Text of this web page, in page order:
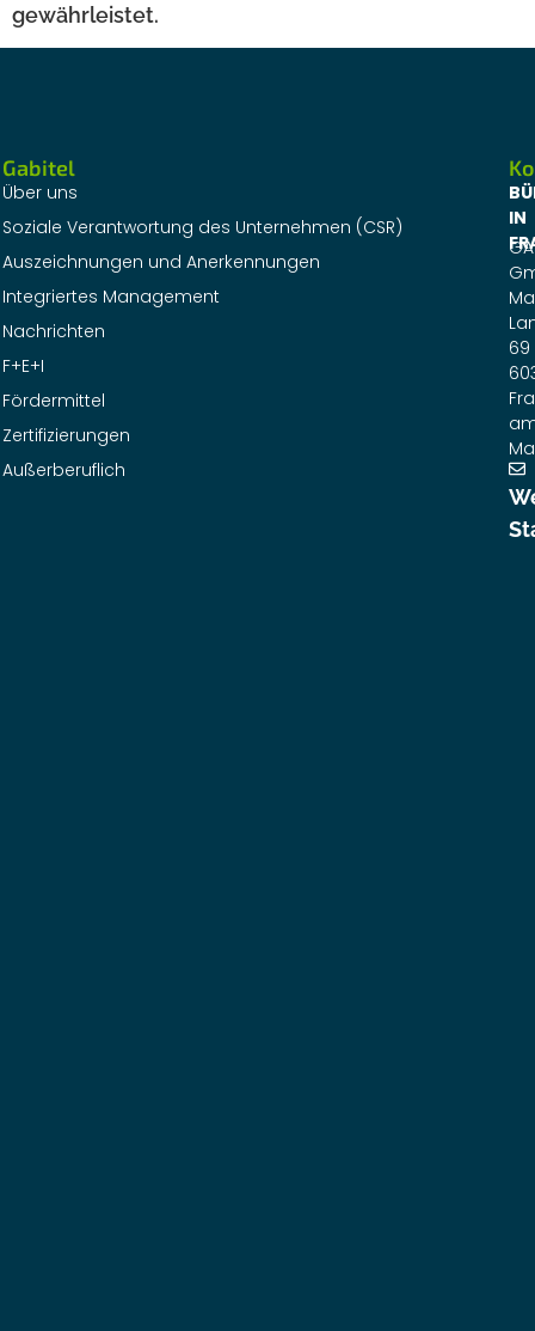
gewährleistet.
Gabitel
Über uns
Soziale Verantwortung des Unternehmen (CSR)
Auszeichnungen und Anerkennungen
Integriertes Management
Nachrichten
F+E+I
Fördermittel
Zertifizierungen
Außerberuflich
IN
69